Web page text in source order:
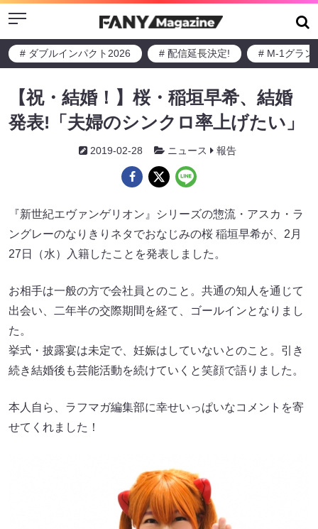
Menu
# ダブルインパクト2026 # 配信延長決定! # M-1グラン
【祝・結婚！】桜・稲垣早希、結婚
発表!「夫婦のシンクロ率上げたい」
2019-02-28 ニュース 報告
『新世紀エヴァンゲリオン』シリーズの惣流・アスカ・ラ
ングレーのなりきりネタでおなじみの桜 稲垣早希が、2月
27日（水）入籍したことを発表しました。
お相手は一般の方で会社員とのこと。共通の知人を通じて
出会い、二年半の交際期間を経て、ゴールインとなりまし
た。
挙式・披露宴は未定で、妊娠はしていないとのこと。引き
続き結婚後も芸能活動を続けていくと笑顔で語りました。
本人自ら、ラフマガ編集部に幸せいっぱいなコメントを寄
せてくれました！